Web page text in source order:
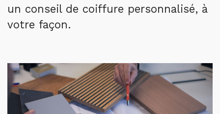
un conseil de coiffure personnalisé, à
votre façon.